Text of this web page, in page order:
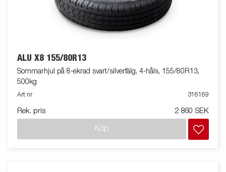
ALU X8 155/80R13
Sommarhjul på 8-ekrad svart/silverfälg, 4-håls, 155/80R13,
500kg
Art nr 316169
Rek. pris 2 860 SEK
Köp